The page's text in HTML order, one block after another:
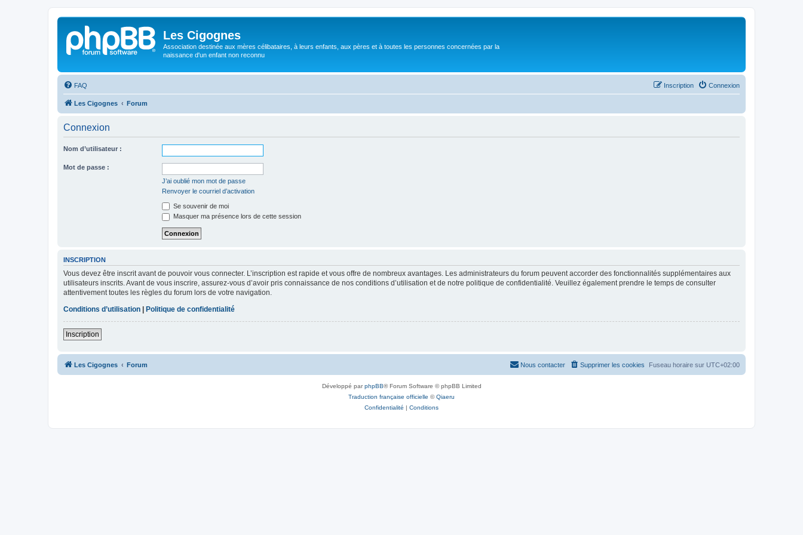
Les Cigognes
Association destinée aux mères célibataires, à leurs enfants, aux pères et à toutes les personnes concernées par la
naissance d'un enfant non reconnu
FAQ Connexion
Inscription
Les Cigognes Forum
Connexion
Nom d’utilisateur :
Mot de passe :
J’ai oublié mon mot de passe
Renvoyer le courriel d’activation
Se souvenir de moi
Masquer ma présence lors de cette session
INSCRIPTION
Vous devez être inscrit avant de pouvoir vous connecter. L’inscription est rapide et vous offre de nombreux avantages. Les administrateurs du forum peuvent accorder des fonctionnalités supplémentaires aux
utilisateurs inscrits. Avant de vous inscrire, assurez-vous d’avoir pris connaissance de nos conditions d’utilisation et de notre politique de confidentialité. Veuillez également prendre le temps de consulter
attentivement toutes les règles du forum lors de votre navigation.
Conditions d’utilisation
Politique de confidentialité
Inscription
Les Cigognes Forum Fuseau horaire sur UTC+02:00
Supprimer les cookies
Nous contacter
Développé parphpBB® Forum Software © phpBB Limited
Traduction française officielle ©Qiaeru
Confidentialité | Conditions